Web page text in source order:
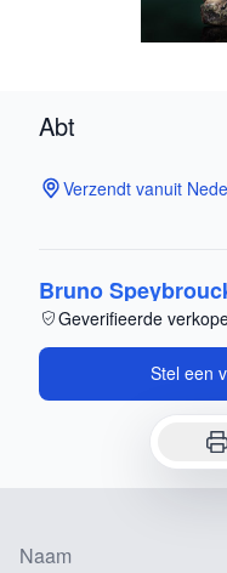
Abt
Verzendt vanuit
Bruno
Geverifieerde
Stel een
Naam